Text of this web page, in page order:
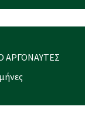
ΑΡΓΟΝΑΥΤΕΣ